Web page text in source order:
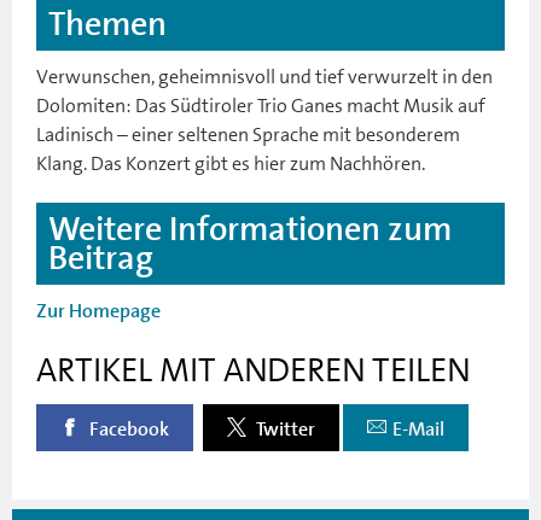
Themen
Verwunschen, geheimnisvoll und tief verwurzelt in den
Dolomiten: Das Südtiroler Trio Ganes macht Musik auf
Ladinisch – einer seltenen Sprache mit besonderem
Klang. Das Konzert gibt es hier zum Nachhören.
Weitere Informationen zum
Beitrag
Zur Homepage
ARTIKEL MIT ANDEREN TEILEN
Facebook Twitter E-Mail